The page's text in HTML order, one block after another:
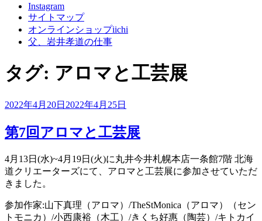
Instagram
サイトマップ
オンラインショップiichi
父、岩井孝道の仕事
タグ: アロマと工芸展
投
日:
2022年4月20日 2022年4月25日
第7回アロマと工芸展
4月13日(水)~4月19日(火)に丸井今井札幌本店一条館7階 北海
道クリエーターズにて、アロマと工芸展に参加させていただ
きました。
参加作家:山下真理（アロマ）/TheStMonica（アロマ）（セン
トモニカ）/小西康裕（木工）/きくち好惠（陶芸）/キトカイ